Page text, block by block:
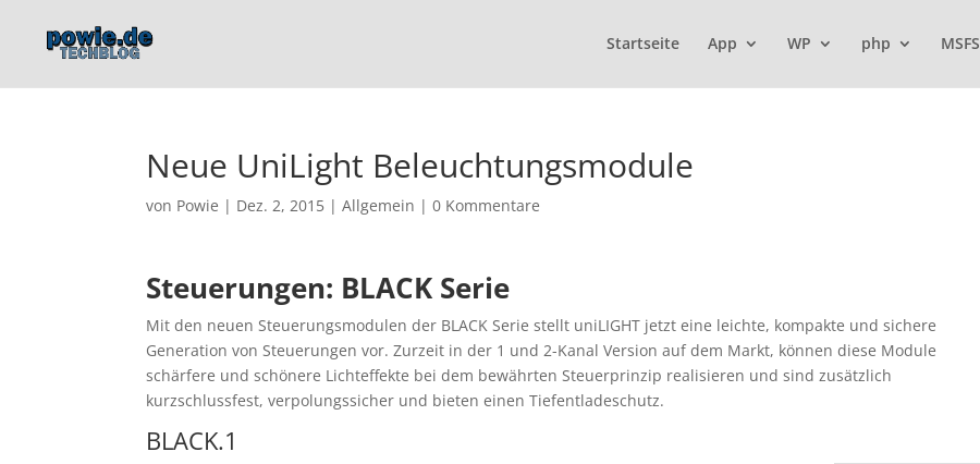
Startseite App WP php MSFS
Neue UniLight Beleuchtungsmodule
von Powie | Dez. 2, 2015 |Allgemein |0 Kommentare
Steuerungen: BLACK Serie
Mit den neuen Steuerungsmodulen der BLACK Serie stellt uniLIGHT jetzt eine leichte, kompakte und sichere
Generation von Steuerungen vor. Zurzeit in der 1 und 2-Kanal Version auf dem Markt, können diese Module
schärfere und schönere Lichteffekte bei dem bewährten Steuerprinzip realisieren und sind zusätzlich
kurzschlussfest, verpolungssicher und bieten einen Tiefentladeschutz.
BLACK.1